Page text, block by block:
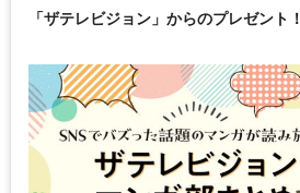
「ザテレビジョン」からのプレゼント！